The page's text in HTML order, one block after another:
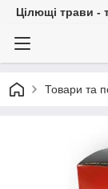
Цілющі трави -
Товари та